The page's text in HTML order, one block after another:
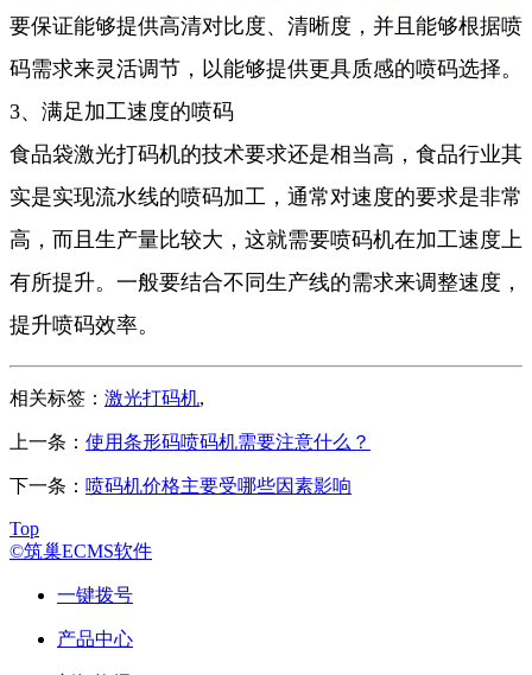
要保证能够提供高清对比度、清晰度，并且能够根据喷
码需求来灵活调节，以能够提供更具质感的喷码选择。
3、满足加工速度的喷码
食品袋激光打码机的技术要求还是相当高，食品行业其
实是实现流水线的喷码加工，通常对速度的要求是非常
高，而且生产量比较大，这就需要喷码机在加工速度上
有所提升。一般要结合不同生产线的需求来调整速度，
提升喷码效率。
相关标签： 激光打码机,
上一条： 使用条形码喷码机需要注意什么？
下一条： 喷码机价格主要受哪些因素影响
Top
©筑巢ECMS软件
一键拨号
产品中心